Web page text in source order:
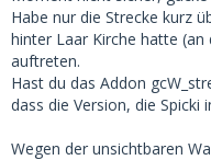
Habe nur die Strecke kurz
hinter Laar Kirche hatte
auftreten.
Hast du das Addon
dass die Version, die Spicki
Wegen der unsichtbaren